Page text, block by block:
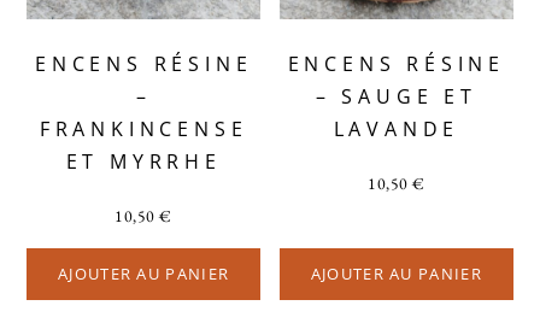
ENCENS RÉSINE
–
FRANKINCENSE
ET MYRRHE
10,50€
AJOUTER AU PANIER
ENCENS RÉSINE
– SAUGE ET
LAVANDE
10,50€
AJOUTER AU PANIER